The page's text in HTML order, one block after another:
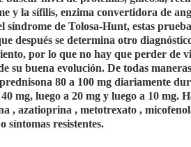
y la sífilis, enzima convertidora de
síndrome de Tolosa-Hunt, estas
después se determina otro
por lo que no hay que perder de
su buena evolución. De todas
80 a 100 mg diariamente
mg, luego a 20 mg y luego a 10 mg.
, azatioprina , metotrexato ,
síntomas resistentes.